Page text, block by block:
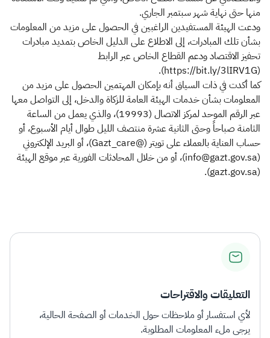
منها حتى نهاية شهر سبتمبر الجاري.
ودعت الهيئة المستفيدين الراغبين في الحصول على مزيد من المعلومات
بشأن تلك المبادرات، إلى الاطلاع على الدليل الخاص بتمديد مبادرات
تحفيز الاقتصاد ودعم القطاع الخاص عبر الرابط
(https://bit.ly/3lIRV1G).
كما أكدت في ذات السياق أنه بإمكان المهتمين الحصول على مزيد من
المعلومات بشأن خدمات الهيئة العامة للزكاة والدخل، إلى التواصل معها
عبر الرقم الموحد لمركز الاتصال (19993)، والذي يعمل من الساعة
الثامنة صباحاً وحتى الثانية عشرة منتصف الليل طوال أيام الأسبوع، أو
حساب العناية بالعملاء على تويتر (@Gazt_care)، أو البريد الإلكتروني
(info@gazt.gov.sa)، أو من خلال المحادثات الفورية عبر موقع الهيئة
(gazt.gov.sa).​
التعليقات والاقتراحات
لأي استفسار أو ملاحظات حول الخدمات أو الصفحة الحالية،
يرجى ملء المعلومات المطلوبة.